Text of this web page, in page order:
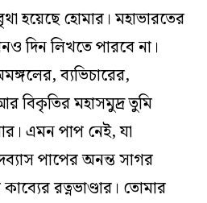
হয়েছে হোমার। মহাভারতের
দিন লিখতে পারবে না।
ব্যভিচারের,
বিকৃতির মহাসমুদ্র তুমি
এমন পাপ নেই, যা
পাপের অনন্ত সাগর
রত্নভাণ্ডার। তোমার